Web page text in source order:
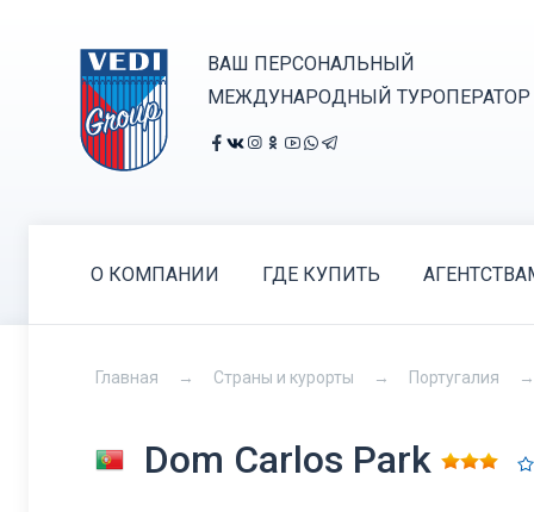
ВАШ ПЕРСОНАЛЬНЫЙ
МЕЖДУНАРОДНЫЙ ТУРОПЕРАТОР
О КОМПАНИИ ГДЕ КУПИТЬ
Главная Страны и курорты Португалия
Dom Carlos Park